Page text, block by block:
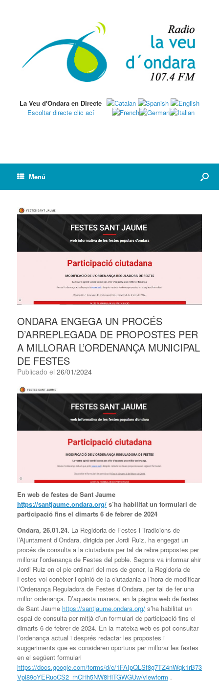
La Veu d'Ondara en Directe
Escoltar directe clic ací
Menú
ONDARA ENGEGA UN PROCÉS
D’ARREPLEGADA DE PROPOSTES PER
A MILLORAR L’ORDENANÇA MUNICIPAL
DE FESTES
Publicado el 26/01/2024
En web de festes de Sant Jaume
https://santjaume.ondara.org/ s’ha habilitat un formulari de
participació fins el dimarts 6 de febrer de 2024
Ondara, 26.01.24. La Regidoria de Festes i Tradicions de
l’Ajuntament d’Ondara, dirigida per Jordi Ruiz, ha engegat un
procés de consulta a la ciutadania per tal de rebre propostes per
millorar l’ordenança de Festes del poble. Segons va informar ahir
Jordi Ruiz en el ple ordinari del mes de gener, la Regidoria de
Festes vol conèixer l’opinió de la ciutadania a l’hora de modificar
l’Ordenança Reguladora de Festes d’Ondara, per tal de fer una
millor ordenança. D’aquesta manera, en la pàgina web de festes
de Sant Jaume https://santjaume.ondara.org/ s’ha habilitat un
espai de consulta per mitjà d’un formulari de participació fins el
dimarts 6 de febrer de 2024. En la mateixa web es pot consultar
l’ordenança actual i després redactar les propostes i
suggeriments que es consideren oportuns per millorar les festes
en el següent formulari
https://docs.google.com/forms/d/e/1FAIpQLSf8g7TZ4nWqk1rB73
Vpl89oYERuoCS2_rhCHh5NW8HiTGWGUw/viewform .